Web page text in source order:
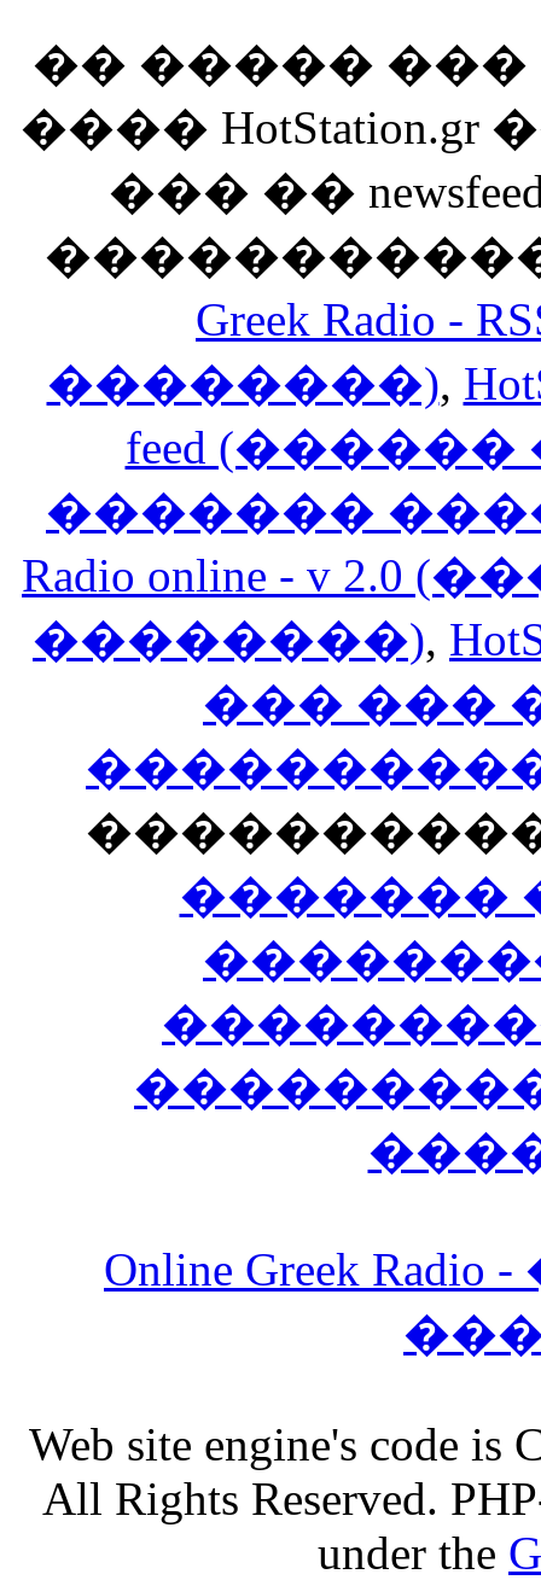
�� �����
����
��� ��
Greek Radio
��������),
feed
�������
Radio online - v
��������),
��� ���
�������
Online Greek
Web site engine's code
All Rights Reserved.
under the